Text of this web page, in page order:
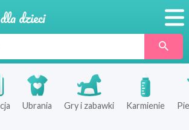
Produkty
Sklepy
Ubrania Gry i zabawki Karmienie